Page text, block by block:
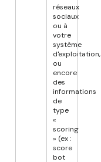
réseaux
sociaux
ou à
votre
système
d'exploitation,
ou
encore
des
informations
de
type
«
scoring
» (ex :
score
bot